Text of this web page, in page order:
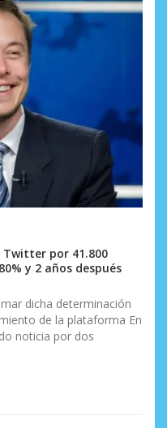
Twitter por 41.800
y 2 años después
dicha determinación
de la plataforma En
noticia por dos